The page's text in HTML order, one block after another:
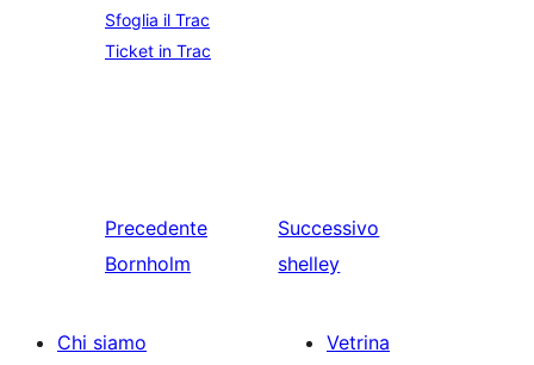
Sfoglia il Trac
Ticket in Trac
Precedente
Bornholm
Successivo
shelley
Chi siamo
Vetrina